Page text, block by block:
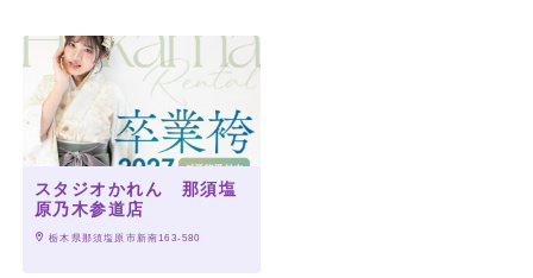
スタジオかれん 那須塩
原乃木参道店
栃木県那須塩原市新南163-580